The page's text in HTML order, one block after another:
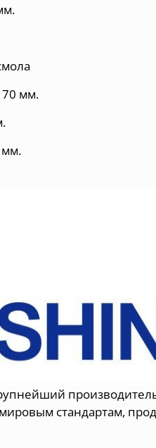
70 мм.
мм.
стандартам,